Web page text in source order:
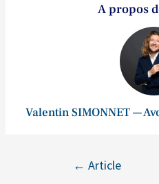
A propos
Valentin SIMONNET —
← Article